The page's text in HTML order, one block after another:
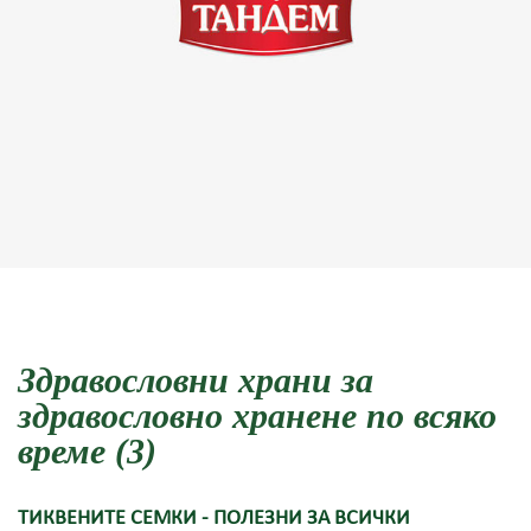
Здравословни храни за
здравословно хранене по всяко
време (3)
ТИКВЕНИТЕ СЕМКИ - ПОЛЕЗНИ ЗА ВСИЧКИ